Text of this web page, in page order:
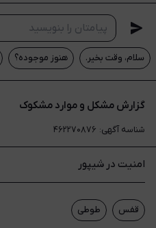
سلام، وقت بخیر. هنوز موجوده؟
گزارش مشکل و موارد مشکوک
شناسه آگهی: ۴۶۲۲۷۰۸۷۶
امنیت در شیپور
قفس طوطی